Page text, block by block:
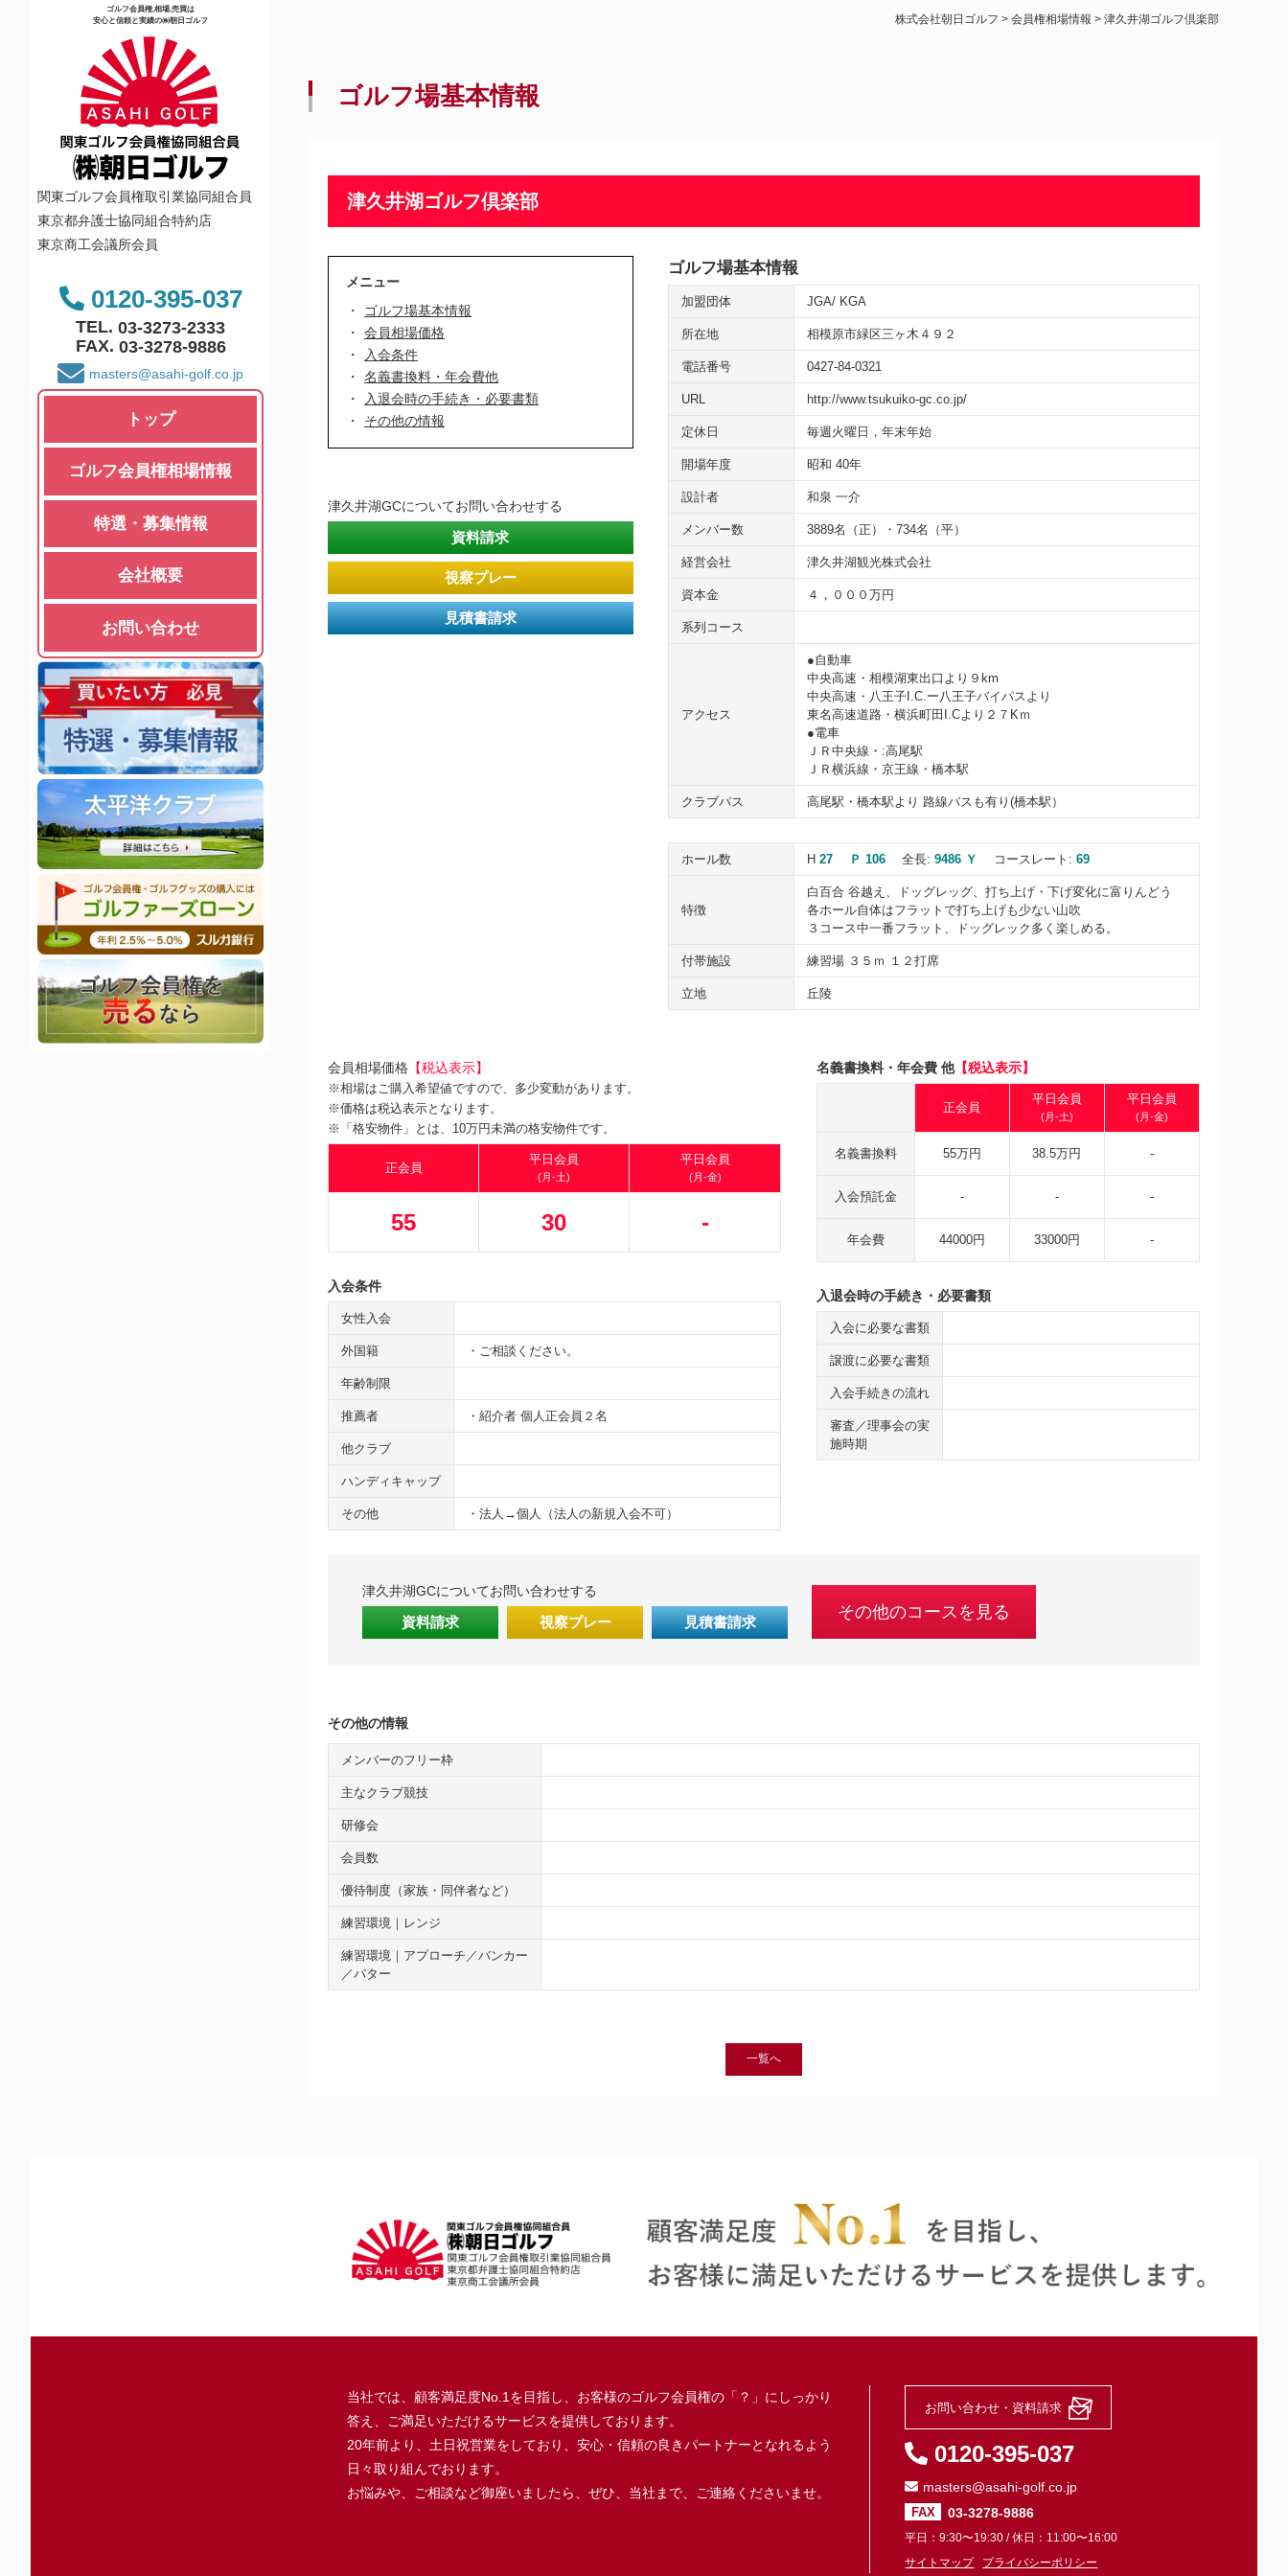
ゴルフ会員権,相場,売買は
安心と信頼と実績の㈱朝日ゴルフ
関東ゴルフ会員権取引業協同組合員
東京都弁護士協同組合特約店
東京商工会議所会員
0120-395-037
TEL. 03-3273-2333
FAX. 03-3278-9886
masters@asahi-golf.co.jp
トップ
ゴルフ会員権相場情報
特選・募集情報
会社概要
お問い合わせ
株式会社朝日ゴルフ > 会員権相場情報 > 津久井湖ゴルフ倶楽部
ゴルフ場基本情報
津久井湖ゴルフ倶楽部
メニュー
ゴルフ場基本情報
会員相場価格
入会条件
名義書換料・年会費他
入退会時の手続き・必要書類
その他の情報
津久井湖GCについてお問い合わせする
資料請求
視察プレー
見積書請求
ゴルフ場基本情報
加盟団体 JGA KGA
所在地 相模原市緑区三ヶ木４９２
電話番号 0427-84-0321
URL http://www.tsukuiko-gc.co.jp/
定休日 毎週火曜日，年末年始
開場年度 昭和 40年
設計者 和泉 一介
メンバー数 3889名（正）・734名（平）
経営会社 津久井湖観光株式会社
資本金 ４，０００万円
系列コース
アクセス
●自動車
中央高速・相模湖東出口より９km
中央高速・八王子I.C.ー八王子バイパスより
東名高速道路・横浜町田I.Cより２７Kｍ
●電車
ＪＲ中央線・:高尾駅
ＪＲ横浜線・京王線・橋本駅
クラブバス 高尾駅・橋本駅より 路線バスも有り(橋本駅）
ホール数 H 27 Ｐ 106 全長: 9486 Ｙ コースレート: 69
特徴
白百合 谷越え、ドッグレッグ、打ち上げ・下げ変化に富りんどう
各ホール自体はフラットで打ち上げも少ない山吹
３コース中一番フラット、ドッグレック多く楽しめる。
付帯施設 練習場 ３５ｍ １２打席
立地 丘陵
会員相場価格 【税込表示】
※相場はご購入希望値ですので、多少変動があります。
※価格は税込表示となります。
※「格安物件」とは、10万円未満の格安物件です。
正会員
平日会員
(月-土)
平日会員
(月-金)
55 30 -
入会条件
女性入会
外国籍 ・ご相談ください。
年齢制限
推薦者 ・紹介者 個人正会員２名
他クラブ
ハンディキャップ
その他 ・法人→個人（法人の新規入会不可）
名義書換料・年会費 他【税込表示】
正会員
平日会員
(月-土)
平日会員
(月-金)
名義書換料 55万円 38.5万円 -
入会預託金 - - -
年会費 44000円 33000円 -
入退会時の手続き・必要書類
入会に必要な書類
譲渡に必要な書類
入会手続きの流れ
審査／理事会の実
施時期
津久井湖GCについてお問い合わせする
資料請求 視察プレー 見積書請求
その他のコースを見る
その他の情報
メンバーのフリー枠
主なクラブ競技
研修会
会員数
優待制度（家族・同伴者など）
練習環境｜レンジ
練習環境｜アプローチ／バンカー
／パター
一覧へ
当社では、顧客満足度No.1を目指し、お客様のゴルフ会員権の「？」にしっかり
答え、ご満足いただけるサービスを提供しております。
20年前より、土日祝営業をしており、安心・信頼の良きパートナーとなれるよう
日々取り組んでおります。
お悩みや、ご相談など御座いましたら、ぜひ、当社まで、ご連絡くださいませ。
お問い合わせ・資料請求
0120-395-037
masters@asahi-golf.co.jp
FAX 03-3278-9886
平日：9:30〜19:30 / 休日：11:00〜16:00
サイトマップ
プライバシーポリシー